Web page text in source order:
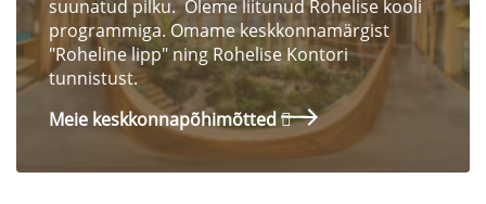
suunatud pilku. Oleme liitunud Rohelise kooli
programmiga. Omame keskkonnamärgist
"Roheline lipp" ning Rohelise Kontori
tunnistust.
Meie keskkonnapõhimõtted